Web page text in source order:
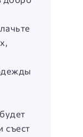
съест